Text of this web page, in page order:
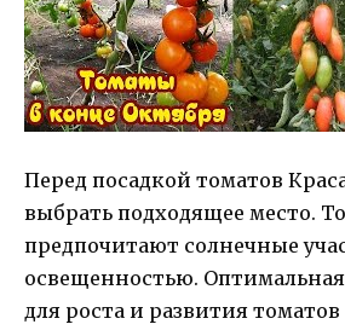
Перед посадкой томатов
выбрать подходящее место.
предпочитают солнечные
освещенностью.
для роста и развития томатов